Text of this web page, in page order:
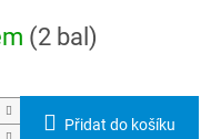
(2 bal)
Přidat do košíku